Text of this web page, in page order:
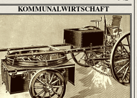
KOMMUNALWIRTSCHAFT